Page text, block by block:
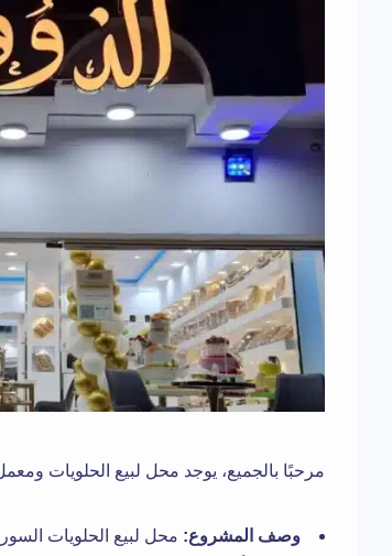
مرحبًا بالجميع، يوجد محل لبيع الحلويات
وصف المشروع: محل لبيع الحلويات